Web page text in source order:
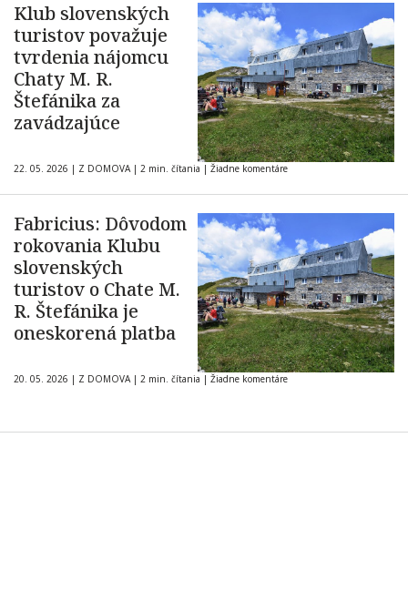
Klub slovenských
turistov považuje
tvrdenia nájomcu
Chaty M. R.
Štefánika za
zavádzajúce
22. 05. 2026 | Z DOMOVA | 2 min. čítania | Žiadne komentáre
Fabricius: Dôvodom
rokovania Klubu
slovenských
turistov o Chate M.
R. Štefánika je
oneskorená platba
20. 05. 2026 | Z DOMOVA | 2 min. čítania | Žiadne komentáre